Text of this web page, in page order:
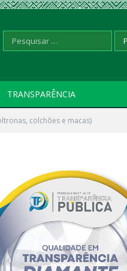
Pesquisar
por:
TRANSPARÊNCIA
colchões e macas)